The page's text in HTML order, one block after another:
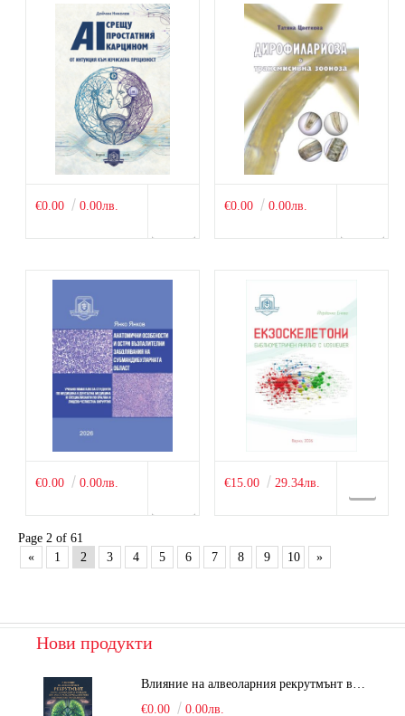
€0.00 0.00лв. €0.00 0.00лв.
€0.00 0.00лв. €15.00 29.34лв.
Page 2 of 61
«
1 2 3 4 5 6 7 8 9 10 »
Нови продукти
Влияние на алвеоларния рекрутмънт върху белодробната функция при робот-асистирана хирургия в положение Тренделенбург
€0.00
0.00лв.